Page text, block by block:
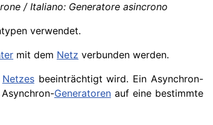
/ Italiano: Generatore asincrono
verwendet.
mit dem Netz verbunden werden.
Netzesbeeinträchtigt wird. Ein Asynchron-
Generatorenauf eine bestimmte